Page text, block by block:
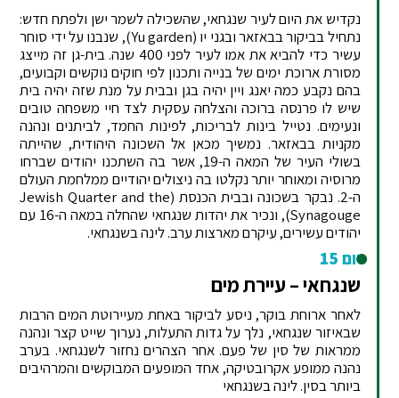
נקדיש את היום לעיר שנגחאי, שהשכילה לשמר ישן ולפתח חדש:
נתחיל בביקור בבאזאר ובגני יו (Yu garden), שנבנו על ידי סוחר
עשיר כדי להביא את אמו לעיר לפני 400 שנה. בית-גן זה מייצג
מסורת ארוכת ימים של בנייה ותכנון לפי חוקים נוקשים וקבועים,
בהם נקבע כמה יאנג ויין יהיה בגן ובבית על מנת שזה יהיה בית
שיש לו פרנסה ברוכה והצלחה עסקית לצד חיי משפחה טובים
ונעימים. נטייל בינות לבריכות, לפינות החמד, לביתנים ונהנה
מקניות בבאזאר. נמשיך מכאן אל השכונה היהודית, שהייתה
בשולי העיר של המאה ה-19, אשר בה השתכנו יהודים שברחו
מרוסיה ומאוחר יותר נקלטו בה ניצולים יהודיים ממלחמת העולם
ה-2. נבקר בשכונה ובבית הכנסת (Jewish Quarter and the
Synagouge), ונכיר את יהדות שנגחאי שהחלה במאה ה-16 עם
יהודים עשירים, עיקרם מארצות ערב. לינה בשנגחאי.
יום 15
שנגחאי – עיירת מים
לאחר ארוחת בוקר, ניסע לביקור באחת מעיירוטת המים הרבות
שבאיזור שנגחאי, נלך על גדות התעלות, נערוך שייט קצר ונהנה
ממראות של סין של פעם. אחר הצהרים נחזור לשנגחאי. בערב
נהנה ממופע אקרובטיקה, אחד המופעים המבוקשים והמרהיבים
ביותר בסין. לינה בשנגחאי